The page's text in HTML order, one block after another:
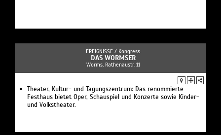
EREIGNISSE / Kongress
DAS WORMSER
Worms, Rathenaustr. 11
Theater, Kultur- und Tagungszentrum: Das renommierte
Festhaus bietet Oper, Schauspiel und Konzerte sowie Kinder-
und Volkstheater.